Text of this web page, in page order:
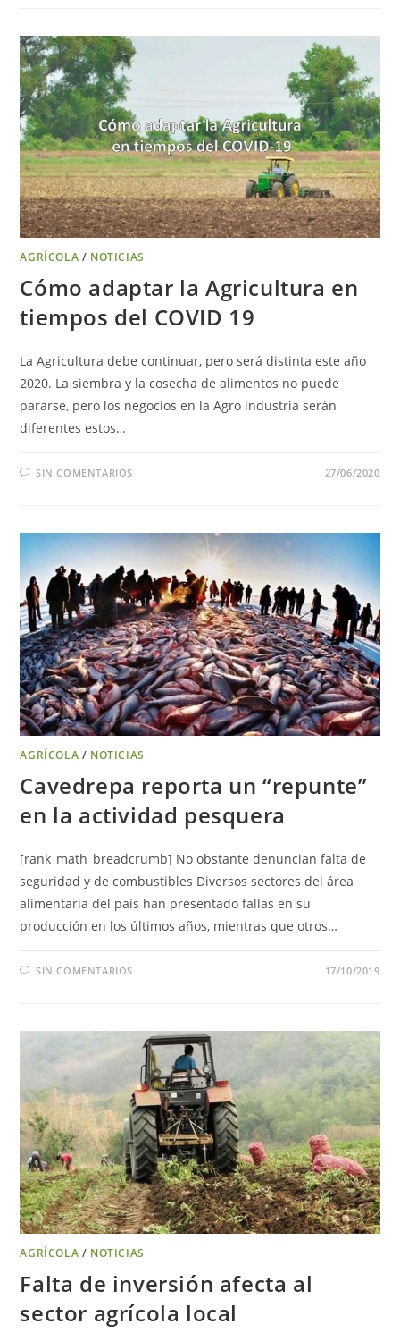
AGRÍCOLA / NOTICIAS
Cómo adaptar la Agricultura en
tiempos del COVID 19
La Agricultura debe continuar, pero será distinta este año
2020. La siembra y la cosecha de alimentos no puede
pararse, pero los negocios en la Agro industria serán
diferentes estos…
SIN COMENTARIOS 27/06/2020
AGRÍCOLA / NOTICIAS
Cavedrepa reporta un “repunte”
en la actividad pesquera
[rank_math_breadcrumb] No obstante denuncian falta de
seguridad y de combustibles Diversos sectores del área
alimentaria del país han presentado fallas en su
producción en los últimos años, mientras que otros…
SIN COMENTARIOS 17/10/2019
AGRÍCOLA / NOTICIAS
Falta de inversión afecta al
sector agrícola local